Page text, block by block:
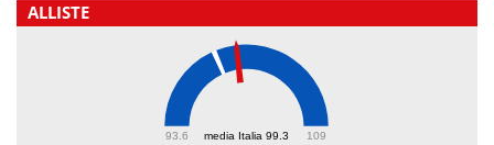
ALLISTE
media Italia 99.3
93.6 109